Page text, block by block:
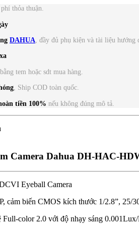
thỏa thuận.
DAHUA , đầy đủ phụ kiện và tài liệu hướng
bằng tem hoặc sdt mua hàng.
, Ship COD toàn quốc.
tiền 100% nếu không đúng mô tả.
Camera Dahua DH-HAC-
Eyeball Camera
cảm biến CMOS kích thước 1/2.8”, 25/
Full-color 2.0 với độ nhạy sáng